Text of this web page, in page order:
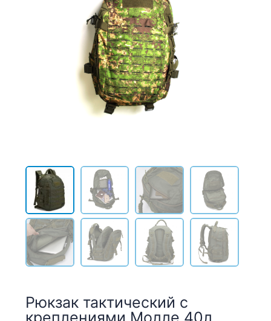
Рюкзак тактический с
креплениями Молле 40л